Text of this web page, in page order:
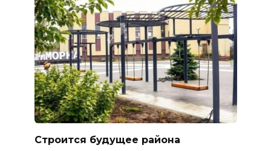
Строится будущее района